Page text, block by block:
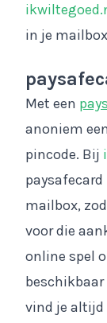
in je
Met een
anoniem
pincode. Bij
mailbox,
voor die
online spel
beschikbaar
vind je altijd